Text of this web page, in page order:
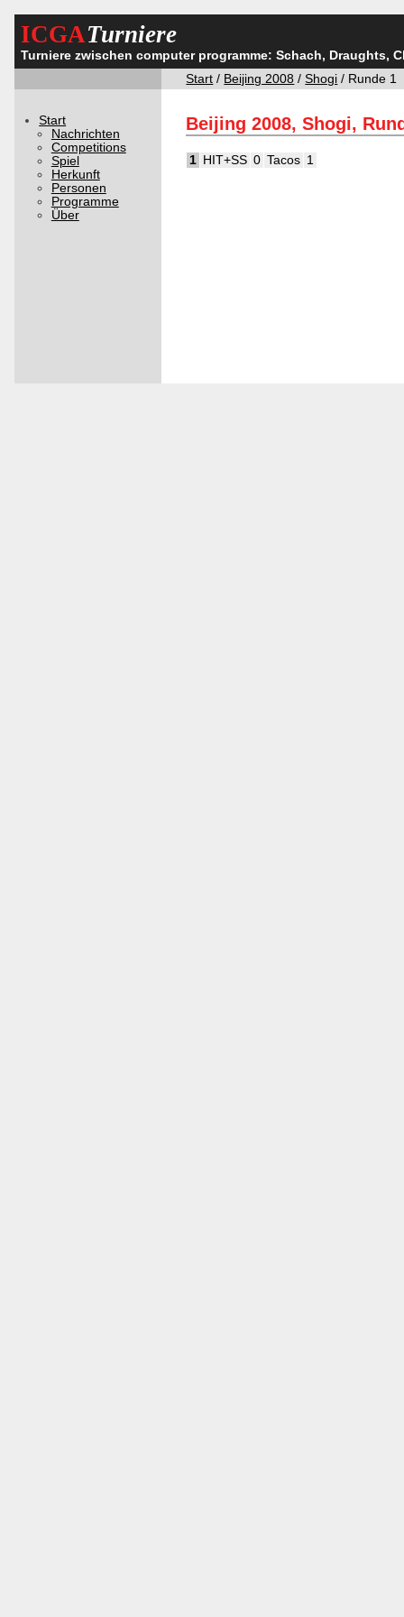
ICGATurniere
Turniere zwischen computer programme: Schach, Draughts,
Start / Beijing 2008 /Shogi / Runde 1
Start
Nachrichten
Competitions
Spiel
Herkunft
Personen
Programme
Über
Beijing 2008, Shogi,
1 HIT+SS 0 Tacos 1